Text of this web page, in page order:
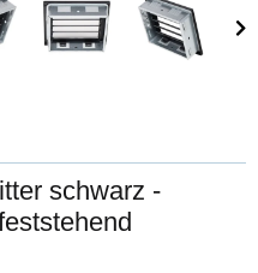
schwarz -